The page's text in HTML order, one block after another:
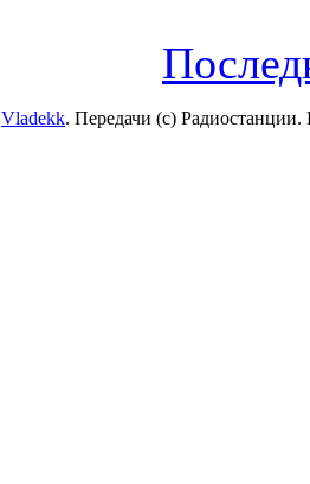
Vladekk. Передачи (с)